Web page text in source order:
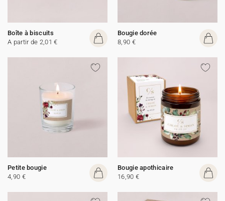
Boîte à biscuits
A partir de 2,01 €
Bougie dorée
8,90 €
Petite bougie
4,90 €
Bougie apothicaire
16,90 €